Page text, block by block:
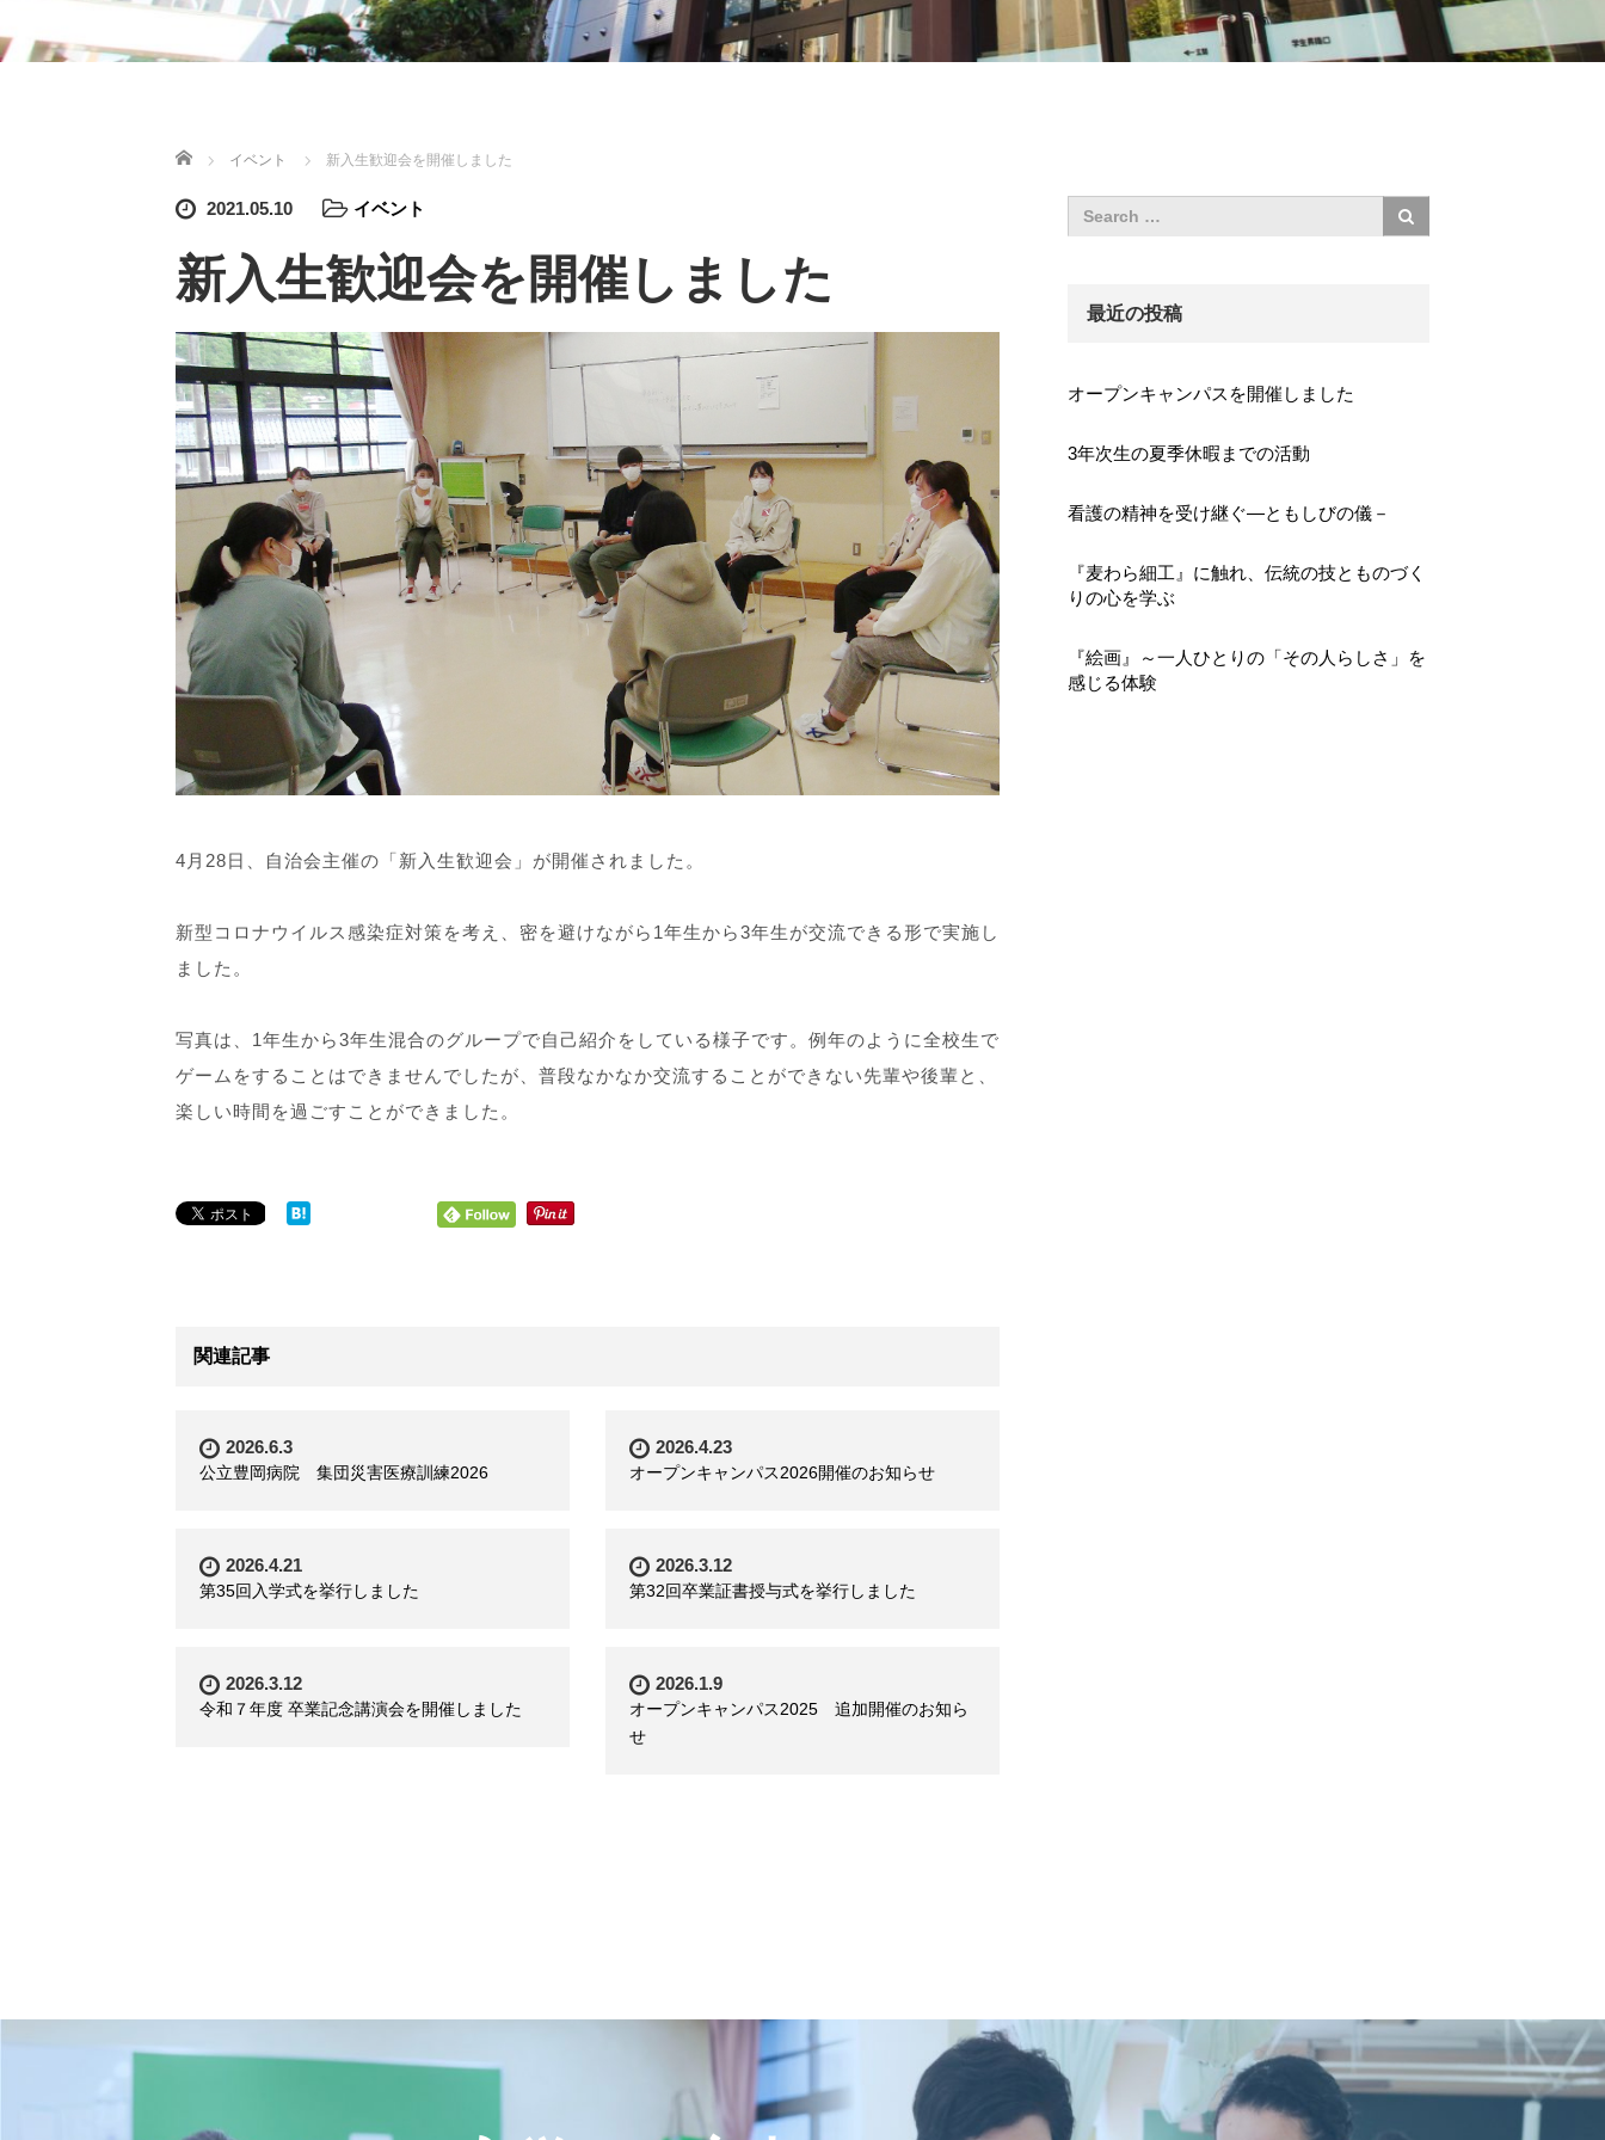
ホーム イベント 新入生歓迎会を開催しました
2021.05.10 イベント
新入生歓迎会を開催しました
4月28日、自治会主催の「新入生歓迎会」が開催されました。
新型コロナウイルス感染症対策を考え、密を避けながら1年生から3年生が交流できる形で実施し
ました。
写真は、1年生から3年生混合のグループで自己紹介をしている様子です。例年のように全校生で
ゲームをすることはできませんでしたが、普段なかなか交流することができない先輩や後輩と、
楽しい時間を過ごすことができました。
関連記事
2026.6.3
公立豊岡病院 集団災害医療訓練2026
2026.4.23
オープンキャンパス2026開催のお知らせ
2026.4.21
第35回入学式を挙行しました
2026.3.12
第32回卒業証書授与式を挙行しました
2026.3.12
令和７年度 卒業記念講演会を開催しました
2026.1.9
オープンキャンパス2025 追加開催のお知ら
せ
最近の投稿
オープンキャンパスを開催しました
3年次生の夏季休暇までの活動
看護の精神を受け継ぐ―ともしびの儀－
『麦わら細工』に触れ、伝統の技とものづく
りの心を学ぶ
『絵画』～一人ひとりの「その人らしさ」を
感じる体験